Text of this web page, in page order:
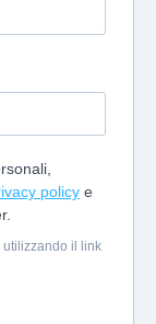
policy e
il link